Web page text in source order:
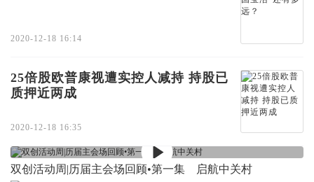
2020-12-18 16:14
25倍股欧普康视遭实控人减持 持股已
质押近两成
2020-12-18 16:35
双创活动周|历届主会场回顾•第一集 启航中关村